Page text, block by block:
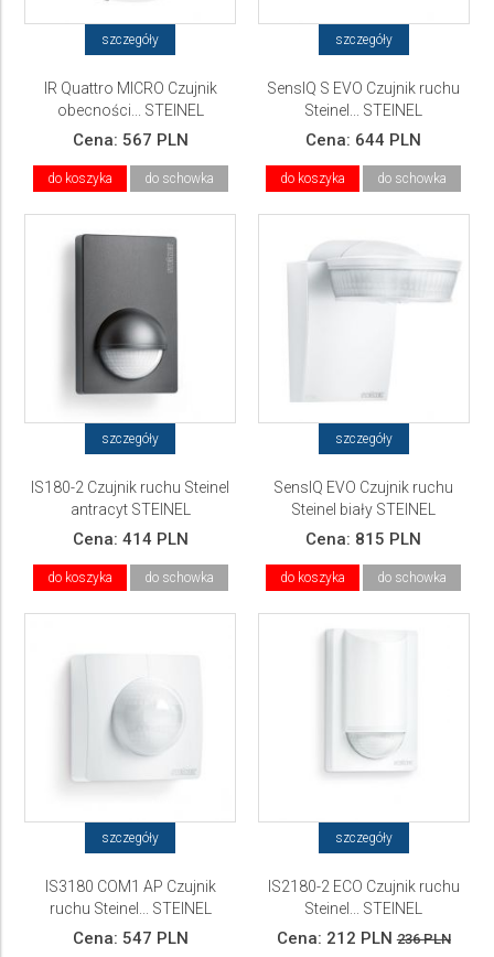
szczegóły
IR Quattro MICRO Czujnik
obecności... STEINEL
Cena: 567 PLN
do koszyka do schowka
szczegóły
SensIQ S EVO Czujnik ruchu
Steinel... STEINEL
Cena: 644 PLN
do koszyka do schowka
szczegóły
IS180-2 Czujnik ruchu Steinel
antracyt STEINEL
Cena: 414 PLN
do koszyka do schowka
szczegóły
SensIQ EVO Czujnik ruchu
Steinel biały STEINEL
Cena: 815 PLN
do koszyka do schowka
szczegóły
IS3180 COM1 AP Czujnik
ruchu Steinel... STEINEL
Cena: 547 PLN
szczegóły
IS2180-2 ECO Czujnik ruchu
Steinel... STEINEL
Cena: 212 PLN 236 PLN